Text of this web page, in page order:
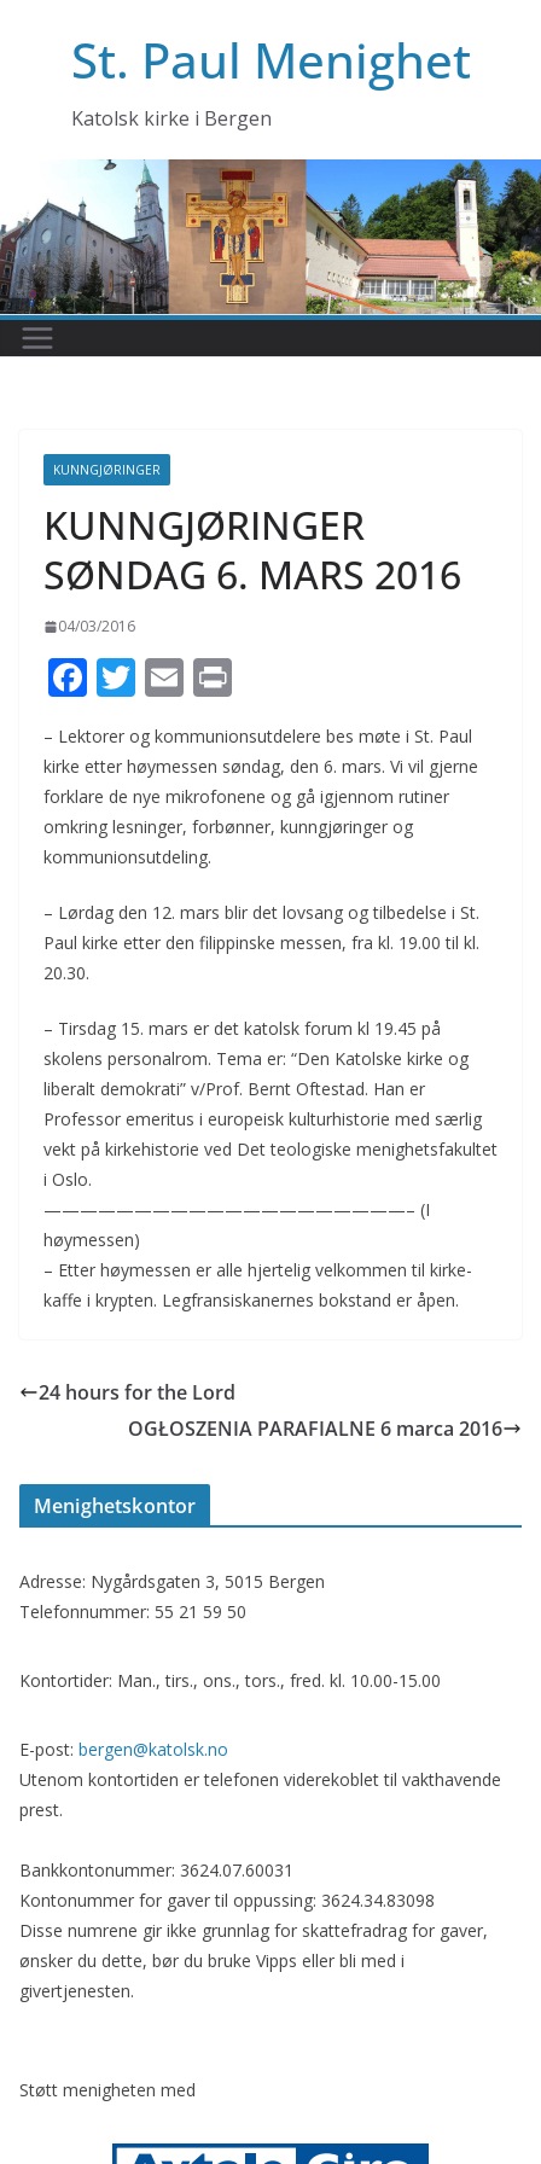
St. Paul Menighet
Katolsk kirke i Bergen
KUNNGJØRINGER
KUNNGJØRINGER
SØNDAG 6. MARS 2016
04/03/2016
F
e
b
o
o
k
T
w
itt
er
E
ai
l
t
– Lektorer og kommunionsutdelere bes møte i St. Paul
kirke etter høymessen søndag, den 6. mars. Vi vil gjerne
forklare de nye mikrofonene og gå igjennom rutiner
omkring lesninger, forbønner, kunngjøringer og
kommunionsutdeling.
– Lørdag den 12. mars blir det lovsang og tilbedelse i St.
Paul kirke etter den filippinske messen, fra kl. 19.00 til kl.
20.30.
– Tirsdag 15. mars er det katolsk forum kl 19.45 på
skolens personalrom. Tema er: “Den Katolske kirke og
liberalt demokrati” v/Prof. Bernt Oftestad. Han er
Professor emeritus i europeisk kulturhistorie med særlig
vekt på kirkehistorie ved Det teologiske menighetsfakultet
i Oslo.
————————————————————– (I
høymessen)
– Etter høymessen er alle hjertelig velkommen til kirke-
kaffe i krypten. Legfransiskanernes bokstand er åpen.
24 hours for the Lord
OGŁOSZENIA PARAFIALNE 6 marca 2016
Menighetskontor
Adresse: Nygårdsgaten 3, 5015 Bergen
Telefonnummer: 55 21 59 50
Kontortider: Man., tirs., ons., tors., fred. kl. 10.00-15.00
E-post: bergen@katolsk.no
Utenom kontortiden er telefonen viderekoblet til vakthavende
prest.
Bankkontonummer: 3624.07.60031
Kontonummer for gaver til oppussing: 3624.34.83098
Disse numrene gir ikke grunnlag for skattefradrag for gaver,
ønsker du dette, bør du bruke Vipps eller bli med i
givertjenesten.
Støtt menigheten med